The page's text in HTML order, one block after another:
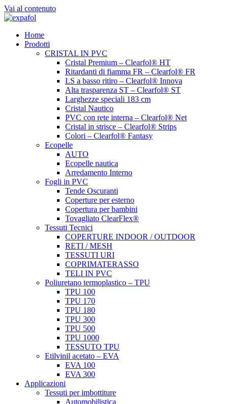
Vai al contenuto
Home
Prodotti
CRISTAL IN PVC
Cristal Premium – Clearfol® HT
Ritardanti di fiamma FR – Clearfol® FR
LS a basso ritiro – Clearfol® Innova
Alta trasparenza ST – Clearfol® ST
Larghezze speciali 183 cm
Cristal Nautico
PVC con rete interna – Clearfol® Net
Cristal in strisce – Clearfol® Strips
Colori – Clearfol® Fantasy
Ecopelle
AUTO
Ecopelle nautica
Arredamento Interno
Fogli in PVC
Tende Oscuranti
Coperture per esterno
Copertura per bambini
Tovagliato ClearFlex®
Tessuti Tecnici
COPERTURE INDOOR / OUTDOOR
RETI / MESH
TESSUTI URI
COPRIMATERASSO
TELI IN PVC
Poliuretano termoplastico – TPU
TPU 100
TPU 170
TPU 180
TPU 300
TPU 500
TPU 1000
TESSUTO TPU
Etilvinil acetato – EVA
EVA 100
EVA 300
Applicazioni
Tessuti per imbottiture
Automobilistica